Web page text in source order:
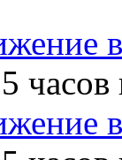
часов